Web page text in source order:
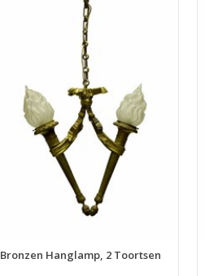
Bronzen Hanglamp, 2 Toortsen